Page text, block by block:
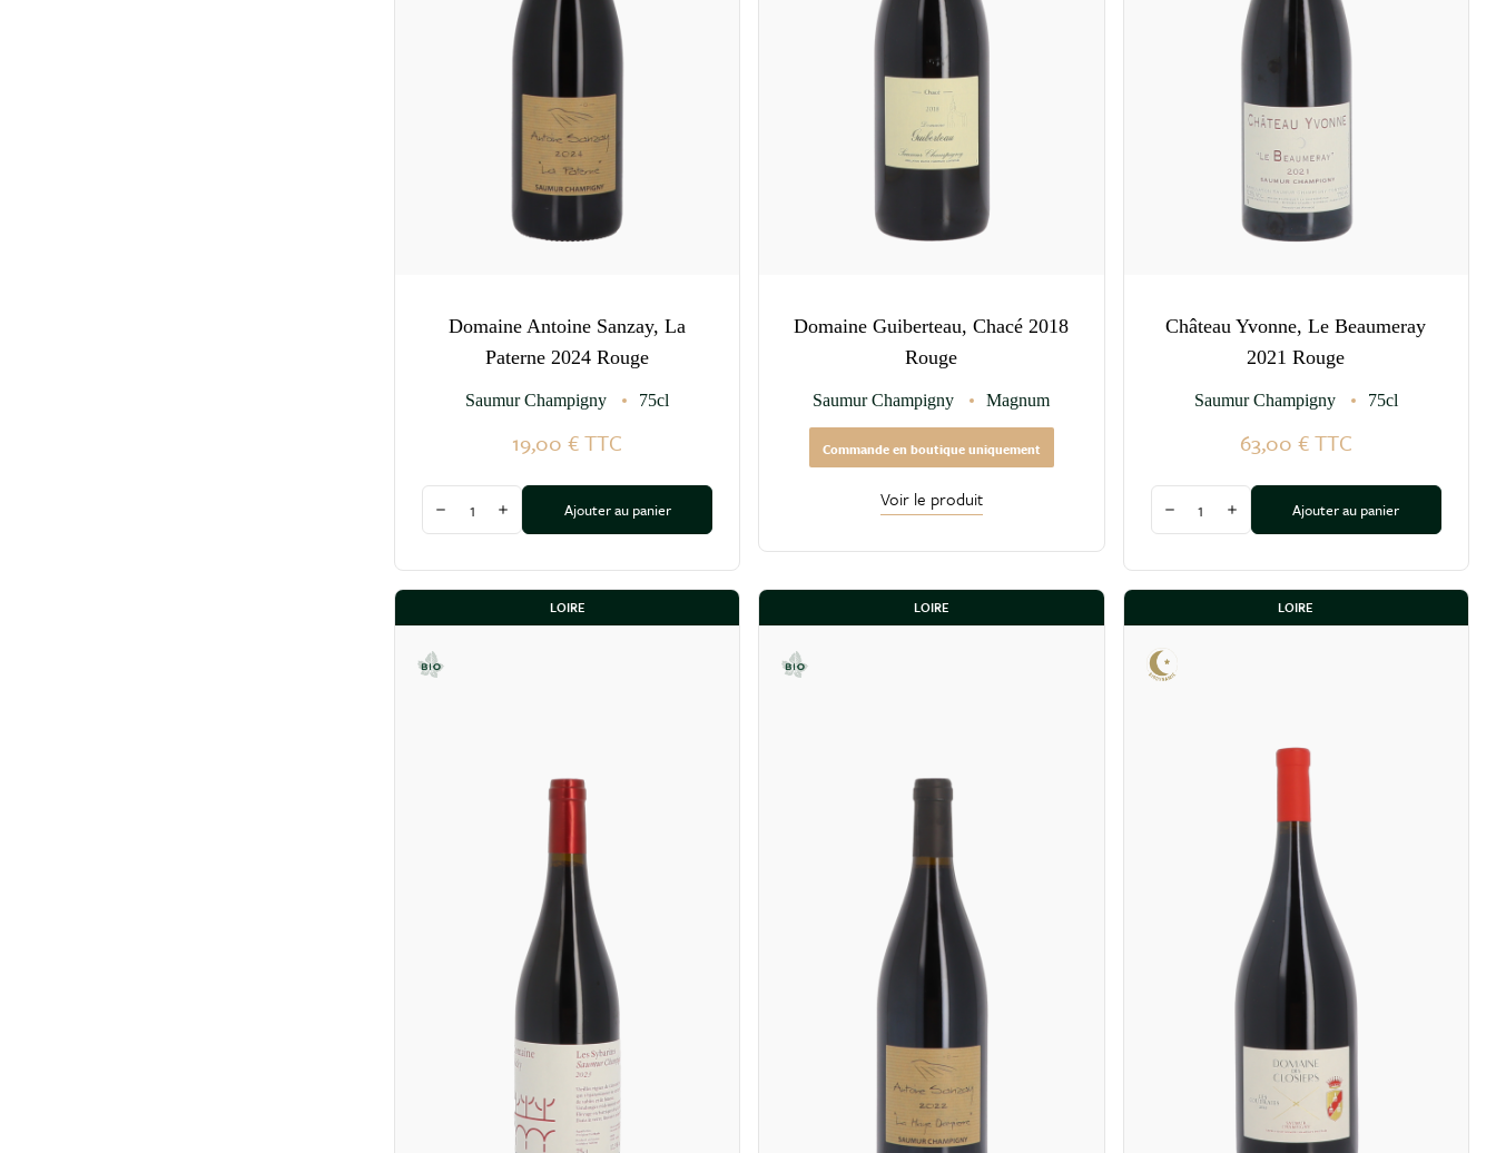
Domaine Antoine Sanzay, La
Paterne 2024 Rouge
Saumur Champigny 75cl
19,00 €TTC
Diminuer la quantité
Augmenter la quantité
Ajouter au panier
Domaine Guiberteau, Chacé 2018
Rouge
Saumur Champigny Magnum
Commande en boutique uniquement
Voir le produit
Château Yvonne, Le Beaumeray
2021 Rouge
Saumur Champigny 75cl
63,00 €TTC
Diminuer la quantité
Augmenter la quantité
Ajouter au panier
LOIRE LOIRE LOIRE